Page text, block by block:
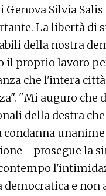
Silvia Salis
La libertà di
della nostra
il proprio lavoro
che l'intera
"Mi auguro che
della destra
- prosegue la
e non